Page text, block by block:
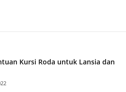
Kursi Roda untuk Lansia dan